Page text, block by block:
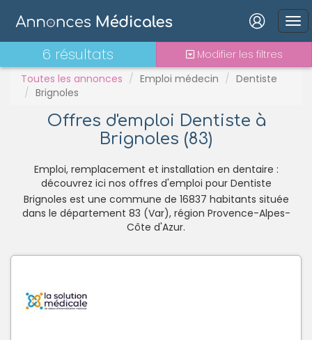
Connexion
Mot de passe oublié ?
Connexion
Se connecter avec Google
Se connecter avec Facebook
Se connecter avec LinkedIn
Toutes les annonces Emploi médecin
Dentiste
Brignoles
6 résultats Modifier les filtres
PH
Stages - alternance
Statut TNS
Vacations
Offres d'emploi Dentiste à
Brignoles (83)
Emploi, remplacement et installation en dentaire :
découvrez ici nos offres d'emploi pour Dentiste
Brignoles est une commune de 16837 habitants située
dans le département 83 (Var), région Provence-Alpes-
Côte d'Azur.